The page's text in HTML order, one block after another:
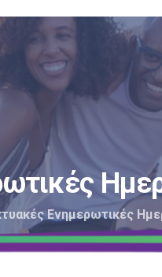
Ενημερωτικές